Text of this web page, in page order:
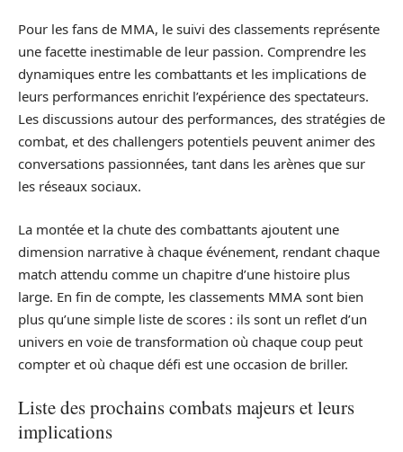
Pour les fans de MMA, le suivi des classements représente
une facette inestimable de leur passion. Comprendre les
dynamiques entre les combattants et les implications de
leurs performances enrichit l’expérience des spectateurs.
Les discussions autour des performances, des stratégies de
combat, et des challengers potentiels peuvent animer des
conversations passionnées, tant dans les arènes que sur
les réseaux sociaux.
La montée et la chute des combattants ajoutent une
dimension narrative à chaque événement, rendant chaque
match attendu comme un chapitre d’une histoire plus
large. En fin de compte, les classements MMA sont bien
plus qu’une simple liste de scores : ils sont un reflet d’un
univers en voie de transformation où chaque coup peut
compter et où chaque défi est une occasion de briller.
Liste des prochains combats majeurs et leurs
implications